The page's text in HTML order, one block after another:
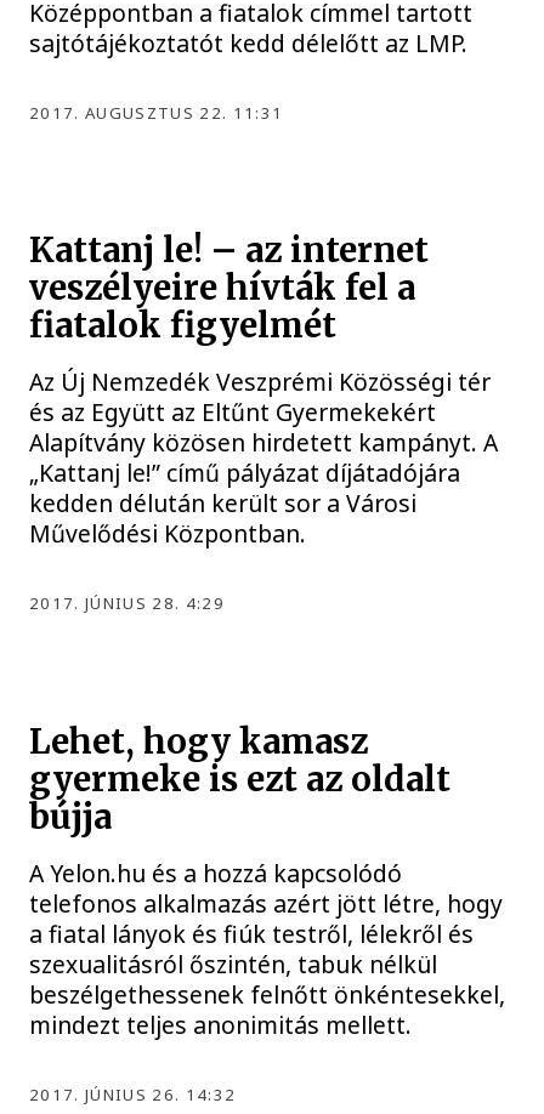
Középpontban a fiatalok címmel tartott
sajtótájékoztatót kedd délelőtt az LMP.
2017. AUGUSZTUS 22. 11:31
Kattanj le! – az internet
veszélyeire hívták fel a
fiatalok figyelmét
Az Új Nemzedék Veszprémi Közösségi tér
és az Együtt az Eltűnt Gyermekekért
Alapítvány közösen hirdetett kampányt. A
„Kattanj le!” című pályázat díjátadójára
kedden délután került sor a Városi
Művelődési Központban.
2017. JÚNIUS 28. 4:29
Lehet, hogy kamasz
gyermeke is ezt az oldalt
bújja
A Yelon.hu és a hozzá kapcsolódó
telefonos alkalmazás azért jött létre, hogy
a fiatal lányok és fiúk testről, lélekről és
szexualitásról őszintén, tabuk nélkül
beszélgethessenek felnőtt önkéntesekkel,
mindezt teljes anonimitás mellett.
2017. JÚNIUS 26. 14:32